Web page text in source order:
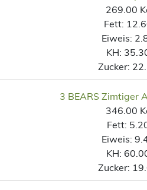
269.00
Fett:
Eiweis:
KH:
Zucker:
3 BEARS Zimtiger
346.00
Fett:
Eiweis:
KH:
Zucker: